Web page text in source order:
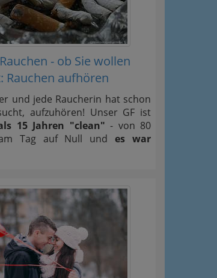
- ob Sie wollen
Rauchen aufhören
und jede Raucherin hat schon
aufzuhören! Unser GF ist
15 Jahren "clean" - von 80
Tag auf Null undes war